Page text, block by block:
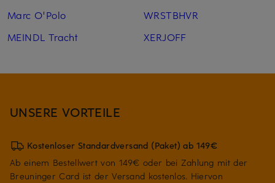
Marc O'Polo
MEINDL Tracht
WRSTBHVR
XERJOFF
UNSERE VORTEILE
Kostenloser Standardversand (Paket) ab 149€
Ab einem Bestellwert von 149€ oder bei Zahlung mit der
Breuninger Card ist der Versand kostenlos. Hiervon